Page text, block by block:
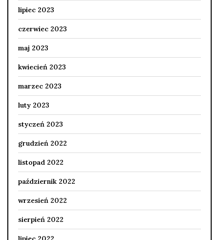
lipiec 2023
czerwiec 2023
maj 2023
kwiecień 2023
marzec 2023
luty 2023
styczeń 2023
grudzień 2022
listopad 2022
październik 2022
wrzesień 2022
sierpień 2022